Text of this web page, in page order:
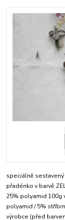
speciálně
přadénko v barvě
25% polyamid 100g
polyamid / 5%
výrobce (před